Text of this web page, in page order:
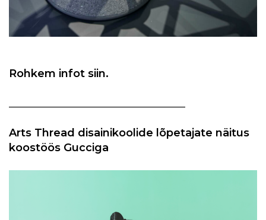
Rohkem infot siin.
_________________________________
Arts Thread disainikoolide lõpetajate näitus
koostöös Gucciga